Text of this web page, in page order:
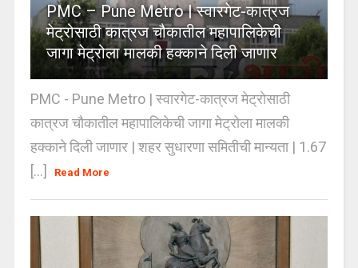
PMC – Pune Metro | स्वारगेट-कात्रज
मेट्रोसाठी कात्रज चौकातील महापालिकेची
जागा मेट्रोला मालकी हक्काने दिली जाणार
PMC - Pune Metro | स्वारगेट-कात्रज मेट्रोसाठी
कात्रज चौकातील महापालिकेची जागा मेट्रोला मालकी
हक्काने दिली जाणार | शहर सुधारणा समितीची मान्यता | 1.67
[...]
Read More